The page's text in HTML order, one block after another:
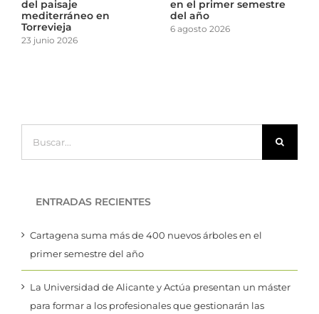
primer semestre
2026
nueva etapa en la
gestión responsable de
residuos
del
ENTRADAS RECIENTES
Cartagena suma más de 400 nuevos árboles en el
primer semestre del año
La Universidad de Alicante y Actúa presentan un máster
para formar a los profesionales que gestionarán las